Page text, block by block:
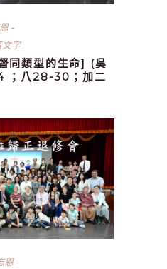
文字
類型的生命] (吳
；八28-30；加二
恩